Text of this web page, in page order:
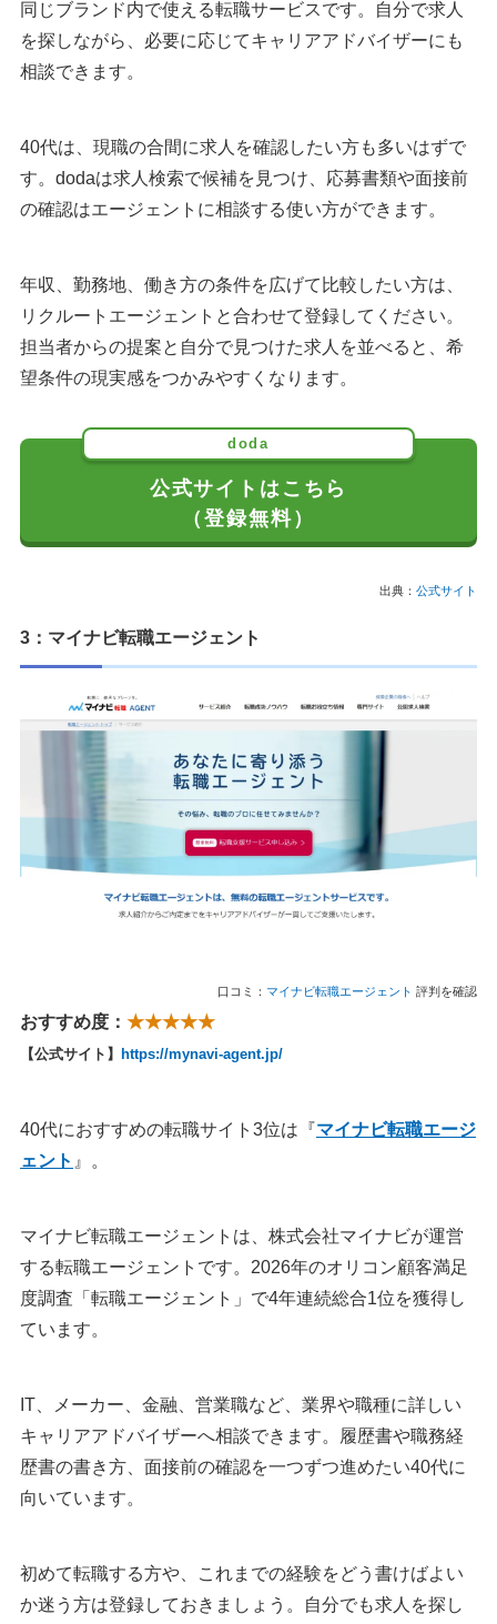
同じブランド内で使える転職サービスです。自分で求人
を探しながら、必要に応じてキャリアアドバイザーにも
相談できます。
40代は、現職の合間に求人を確認したい方も多いはずで
す。dodaは求人検索で候補を見つけ、応募書類や面接前
の確認はエージェントに相談する使い方ができます。
年収、勤務地、働き方の条件を広げて比較したい方は、
リクルートエージェントと合わせて登録してください。
担当者からの提案と自分で見つけた求人を並べると、希
望条件の現実感をつかみやすくなります。
doda
公式サイトはこちら
（登録無料）
出典： 公式サイト
3：マイナビ転職エージェント
口コミ： マイナビ転職エージェント 評判を確認
おすすめ度： ★★★★★
【公式サイト】 https://mynavi-agent.jp/
40代におすすめの転職サイト3位は『マイナビ転職エージ
ェント 』。
マイナビ転職エージェントは、株式会社マイナビが運営
する転職エージェントです。2026年のオリコン顧客満足
度調査「転職エージェント」で4年連続総合1位を獲得し
ています。
IT、メーカー、金融、営業職など、業界や職種に詳しい
キャリアアドバイザーへ相談できます。履歴書や職務経
歴書の書き方、面接前の確認を一つずつ進めたい40代に
向いています。
初めて転職する方や、これまでの経験をどう書けばよい
か迷う方は登録しておきましょう。自分でも求人を探し